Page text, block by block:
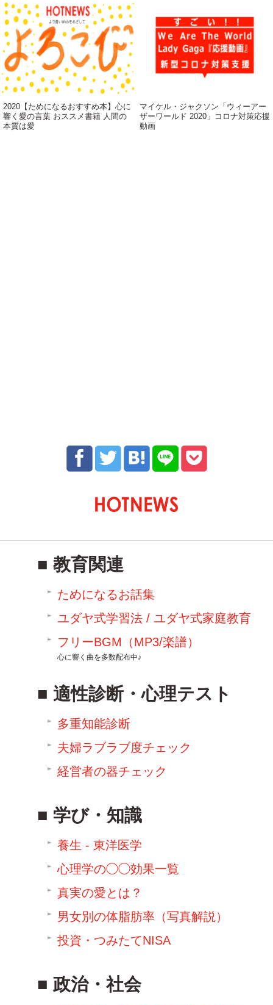
2020【ためになるおすすめ本】心に
響く愛の言葉 おススメ書籍 人間の
本質は愛
マイケル・ジャクソン「ウィーアー
ザーワールド 2020」コロナ対策応援
動画
教育関連
ためになるお話集
ユダヤ式学習法 / ユダヤ式家庭教育
フリーBGM（MP3/楽譜）
心に響く曲を多数配布中♪
適性診断・心理テスト
多重知能診断
夫婦ラブラブ度チェック
経営者の器チェック
学び・知識
養生 - 東洋医学
心理学の◯◯効果一覧
真実の愛とは？
男女別の体脂肪率（写真解説）
投資・つみたてNISA
政治・社会